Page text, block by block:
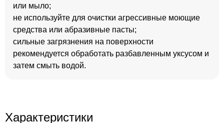
или мыло;
не используйте для очистки агрессивные моющие
средства или абразивные пасты;
сильные загрязнения на поверхности
рекомендуется обработать разбавленным уксусом и
затем смыть водой.
Характеристики